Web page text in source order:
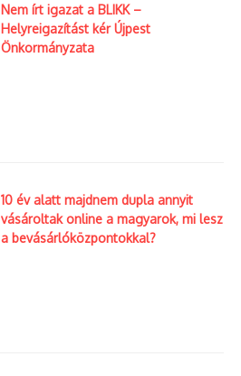
Nem írt igazat a BLIKK –
Helyreigazítást kér Újpest
Önkormányzata
10 év alatt majdnem dupla annyit
vásároltak online a magyarok, mi lesz
a bevásárlóközpontokkal?